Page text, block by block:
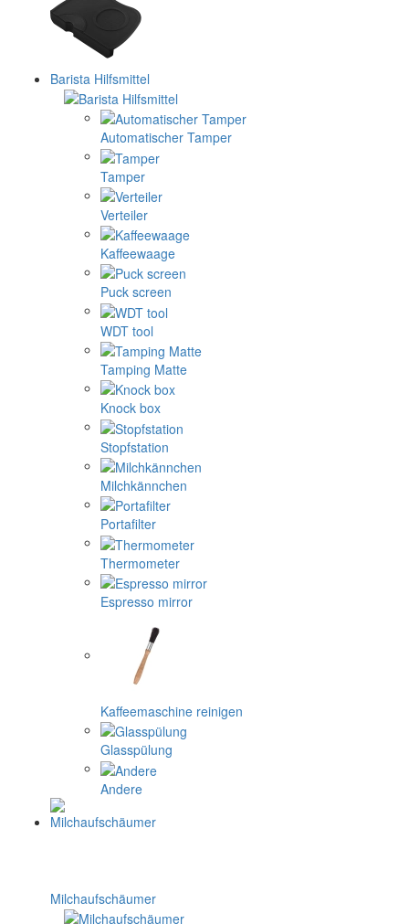
Barista Hilfsmittel
Automatischer Tamper
Tamper
Verteiler
Kaffeewaage
Puck screen
WDT tool
Tamping Matte
Knock box
Stopfstation
Milchkännchen
Portafilter
Thermometer
Espresso mirror
Kaffeemaschine reinigen
Glasspülung
Andere
Milchaufschäumer